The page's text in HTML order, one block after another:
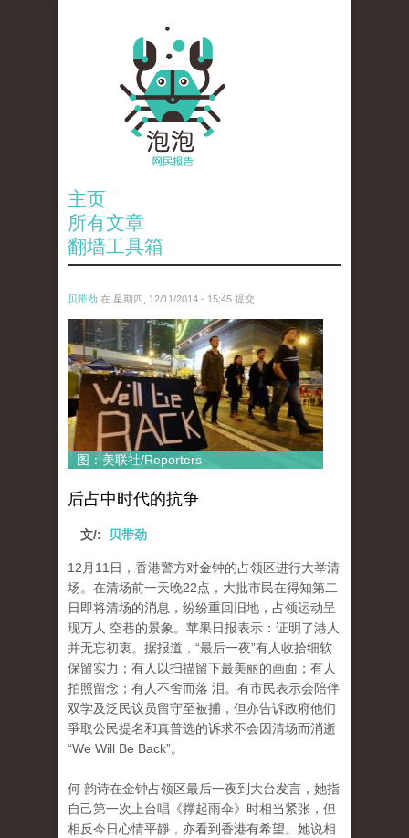
主页
所有文章
翻墙工具箱
贝带劲 在 星期四, 12/11/2014 - 15:45 提交
reporters_18475535.jpg
图：美联社/Reporters
后占中时代的抗争
文/: 贝带劲
12月11日，香港警方对金钟的占领区进行大举清
场。在清场前一天晚22点，大批市民在得知第二
日即将清场的消息，纷纷重回旧地，占领运动呈
现万人 空巷的景象。苹果日报表示：证明了港人
并无忘初衷。据报道，“最后一夜”有人收拾细软
保留实力；有人以扫描留下最美丽的画面；有人
拍照留念；有人不舍而落 泪。有市民表示会陪伴
双学及泛民议员留守至被捕，但亦告诉政府他们
爭取公民提名和真普选的诉求不会因清场而消逝
“We Will Be Back”。
何 韵诗在金钟占领区最后一夜到大台发言，她指
自己第一次上台唱《撑起雨伞》时相当紧张，但
相反今日心情平靜，亦看到香港有希望。她说相